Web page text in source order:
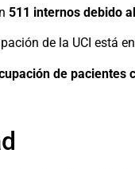
511 internos debido
de la UCI está
de pacientes